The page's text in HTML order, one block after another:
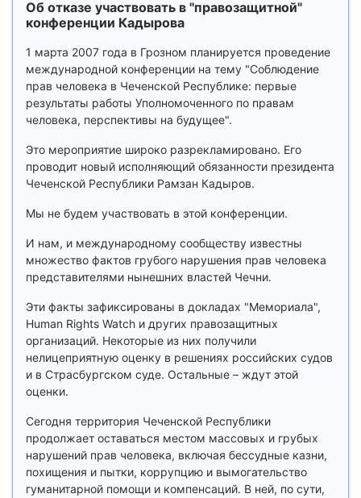
Об отказе участвовать в "правозащитной"
конференции Кадырова
1 марта 2007 года в Грозном планируется проведение
международной конференции на тему "Соблюдение
прав человека в Чеченской Республике: первые
результаты работы Уполномоченного по правам
человека, перспективы на будущее".
Это мероприятие широко разрекламировано. Его
проводит новый исполняющий обязанности президента
Чеченской Республики Рамзан Кадыров.
Мы не будем участвовать в этой конференции.
И нам, и международному сообществу известны
множество фактов грубого нарушения прав человека
представителями нынешних властей Чечни.
Эти факты зафиксированы в докладах "Мемориала",
Human Rights Watch и других правозащитных
организаций. Некоторые из них получили
нелицеприятную оценку в решениях российских судов
и в Страсбургском суде. Остальные – ждут этой
оценки.
Сегодня территория Чеченской Республики
продолжает оставаться местом массовых и грубых
нарушений прав человека, включая бессудные казни,
похищения и пытки, коррупцию и вымогательство
гуманитарной помощи и компенсаций. В ней, по сути,